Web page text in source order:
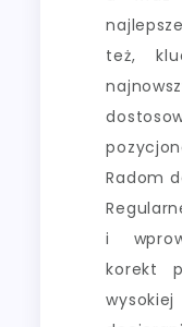
też,
Radom
i
korekt